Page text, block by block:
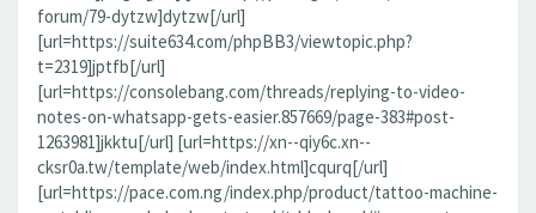
forum/79-dytzw]dytzw[/url]
[url=https://suite634.com/phpBB3/viewtopic.php?
t=2319]jptfb[/url]
[url=https://consolebang.com/threads/replying-to-video-
notes-on-whatsapp-gets-easier.857669/page-383#post-
1263981]jkktu[/url] [url=https://xn--qiy6c.xn--
cksr0a.tw/template/web/index.html]cqurq[/url]
[url=https://pace.com.ng/index.php/product/tattoo-machine-